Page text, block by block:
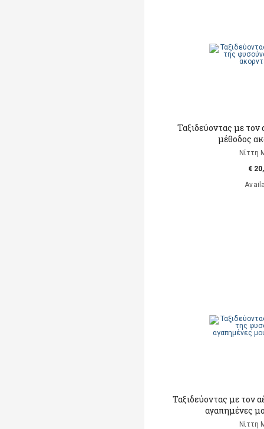
Ταξιδεύοντας με
μέθοδος
Νίττη
€
Ταξιδεύοντας με τον
αγαπημένες
Νίττη